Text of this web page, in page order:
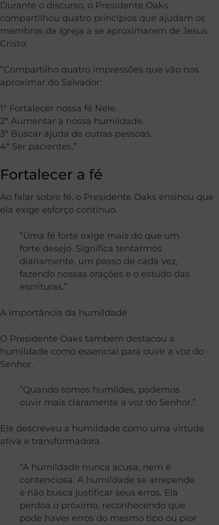
Durante o discurso, o Presidente Oaks
compartilhou quatro princípios que ajudam os
membros da Igreja a se aproximarem de Jesus
Cristo:
“Compartilho quatro impressões que vão nos
aproximar do Salvador:
1ª Fortalecer nossa fé Nele.
2ª Aumentar a nossa humildade.
3ª Buscar ajuda de outras pessoas.
4ª Ser pacientes.”
Fortalecer a fé
Ao falar sobre fé, o Presidente Oaks ensinou que
ela exige esforço contínuo.
“Uma fé forte exige mais do que um
forte desejo. Significa tentarmos
diariamente, um passo de cada vez,
fazendo nossas orações e o estudo das
escrituras.”
A importância da humildade
O Presidente Oaks também destacou a
humildade como essencial para ouvir a voz do
Senhor.
“Quando somos humildes, podemos
ouvir mais claramente a voz do Senhor.”
Ele descreveu a humildade como uma virtude
ativa e transformadora.
“A humildade nunca acusa, nem é
contenciosa. A humildade se arrepende
e não busca justificar seus erros. Ela
perdoa o próximo, reconhecendo que
pode haver erros do mesmo tipo ou pior